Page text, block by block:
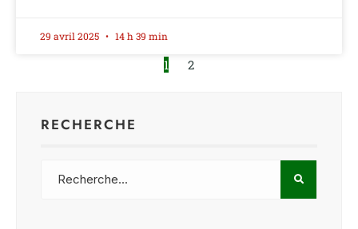
29 avril 2025 14 h 39 min
1 2
RECHERCHE